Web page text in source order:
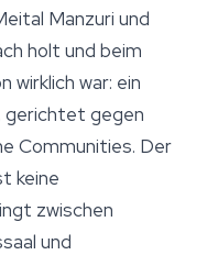
Manzuri und
holt und beim
wirklich war: ein
gerichtet gegen
Communities. Der
keine
zwischen
und